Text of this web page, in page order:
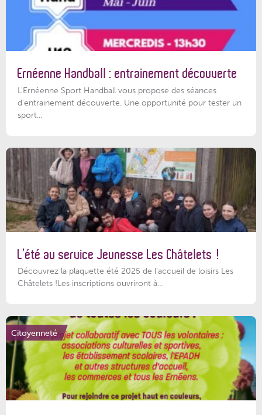
Ernéenne Handball : entrainement découverte
L'Ernéenne Sport Handball vous propose des séances
d'entrainement découverte. Une opportunité pour tester un
sport...
L’été au service Jeunesse Les Châtelets !
Découvrez la plaquette été 2025 de l’accueil de loisirs Les
Châtelets !Les inscriptions ouvriront à...
Citoyenneté